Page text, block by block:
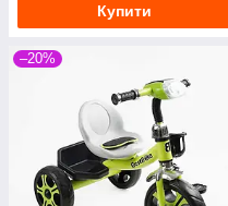
Купити
–20%